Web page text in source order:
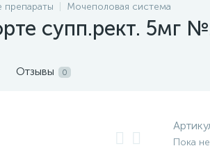
препараты Мочеполовая система
супп.рект. 5мг
Отзывы 0
Пока